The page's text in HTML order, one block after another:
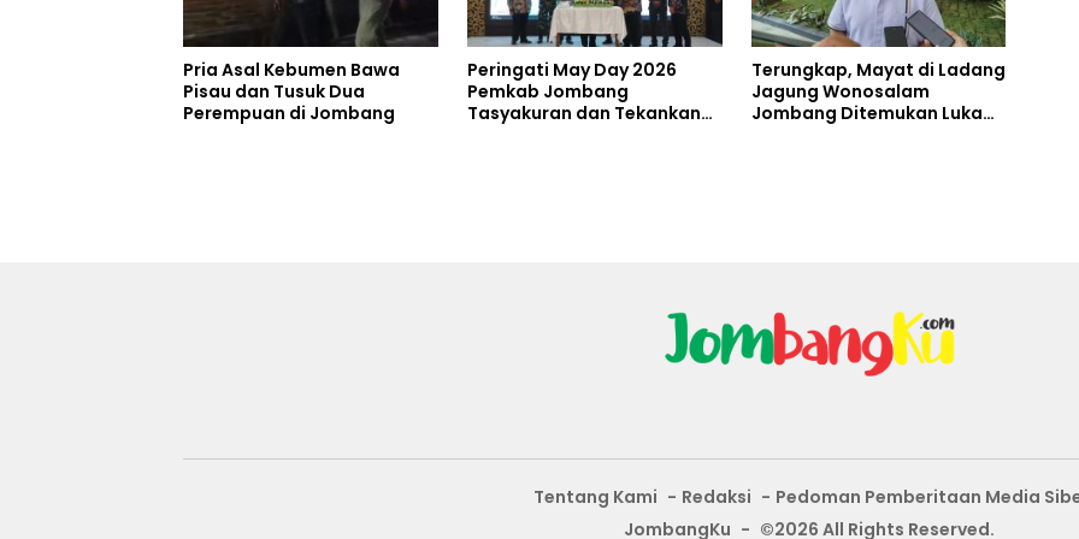
Pria Asal Kebumen Bawa
Pisau dan Tusuk Dua
Perempuan di Jombang
Peringati May Day 2026
Pemkab Jombang
Tasyakuran dan Tekankan
Terungkap, Mayat di Ladang
Jagung Wonosalam
Jombang Ditemukan Luka
Tentang Kami Redaksi
Pedoman Pemberitaan Media
JombangKu - ©2026 All Rights Reserved.